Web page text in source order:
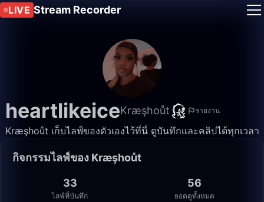
LIVE Stream Recorder
heartlikeiceKræşhoůt รายงาน
Kræşhoůt เก็บไลฟ์ของตัวเองไว้ที่นี่ ดูบันทึกและคลิปได้ทุกเวลา
กิจกรรมไลฟ์ของ Kræşhoůt
33
ไลฟ์ที่บันทึก
56
ยอดดูทั้งหมด